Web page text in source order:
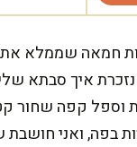
חמאה שממלא
נזכרת איך סבתא
וספל קפה שחור
בפה, ואני